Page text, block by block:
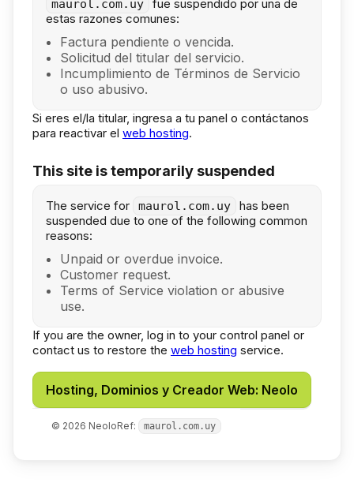
maurol.com.uy
fue suspendido por una de
estas razones comunes:
Factura pendiente o vencida.
Solicitud del titular del servicio.
Incumplimiento de Términos de Servicio
o uso abusivo.
Si eres el/la titular, ingresa a tu panel o contáctanos
para reactivar el web hosting.
This site is temporarily suspended
The service for maurol.com.uy
has been
suspended due to one of the following common
reasons:
Unpaid or overdue invoice.
Customer request.
Terms of Service violation or abusive
use.
If you are the owner, log in to your control panel or
contact us to restore the web hosting service.
Hosting, Dominios y Creador Web: Neolo
© 2026 NeoloRef: maurol.com.uy